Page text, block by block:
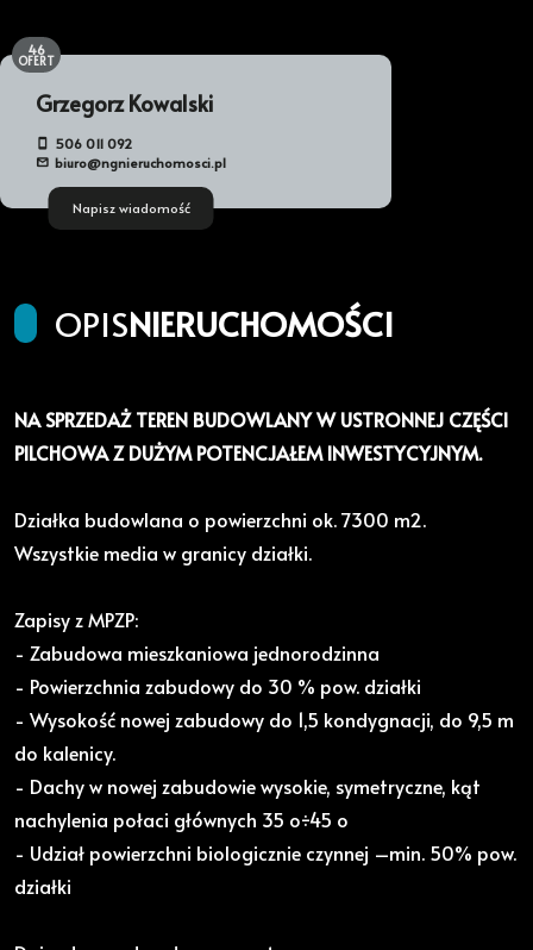
Grzegorz Kowalski
506 011 092
biuro@ngnieruchomosci.pl
Napisz wiadomość
46
OFERT
OPISNIERUCHOMOŚCI
NA SPRZEDAŻ TEREN BUDOWLANY W USTRONNEJ CZĘŚCI
PILCHOWA Z DUŻYM POTENCJAŁEM INWESTYCYJNYM.
Działka budowlana o powierzchni ok. 7300 m2.
Wszystkie media w granicy działki.
Zapisy z MPZP:
- Zabudowa mieszkaniowa jednorodzinna
- Powierzchnia zabudowy do 30 % pow. działki
- Wysokość nowej zabudowy do 1,5 kondygnacji, do 9,5 m
do kalenicy.
- Dachy w nowej zabudowie wysokie, symetryczne, kąt
nachylenia połaci głównych 35 o÷45 o
- Udział powierzchni biologicznie czynnej –min. 50% pow.
działki